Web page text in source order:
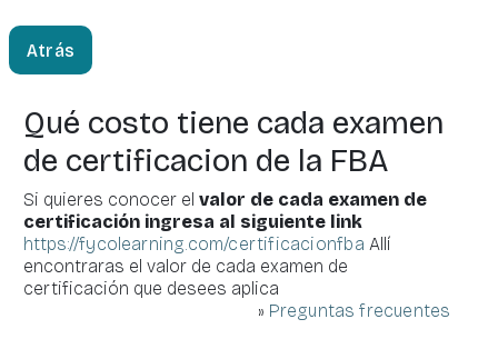
Atrás
Qué costo tiene cada examen
de certificacion de la FBA
Si quieres conocer el valor de cada examen de
certificación ingresa al siguiente link
https://fycolearning.com/certificacionfba Allí
encontraras el valor de cada examen de
certificación que desees aplica
» Preguntas frecuentes